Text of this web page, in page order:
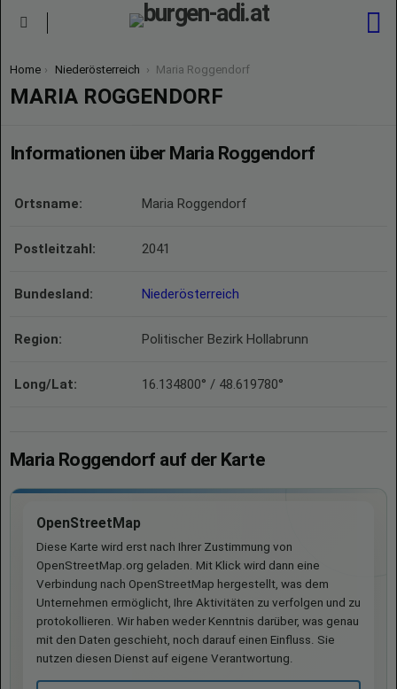
You are here:
Home Niederösterreich Maria Roggendorf
MARIA ROGGENDORF
Informationen über Maria Roggendorf
Ortsname: Maria Roggendorf
Postleitzahl: 2041
Bundesland: Niederösterreich
Region: Politischer Bezirk Hollabrunn
Long/Lat: 16.134800° / 48.619780°
Maria Roggendorf auf der Karte
OpenStreetMap
Diese Karte wird erst nach Ihrer Zustimmung von
OpenStreetMap.org geladen. Mit Klick wird dann eine
Verbindung nach OpenStreetMap hergestellt, was dem
Unternehmen ermöglicht, Ihre Aktivitäten zu verfolgen und zu
protokollieren. Wir haben weder Kenntnis darüber, was genau
mit den Daten geschieht, noch darauf einen Einfluss. Sie
nutzen diesen Dienst auf eigene Verantwortung.